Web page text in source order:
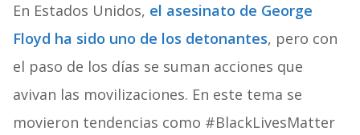
En Estados Unidos, el asesinato de George
Floyd ha sido uno de los detonantes, pero con
el paso de los días se suman acciones que
avivan las movilizaciones. En este tema se
movieron tendencias como #BlackLivesMatter